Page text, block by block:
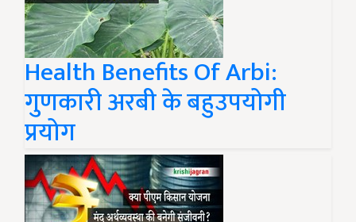
Health Benefits Of Arbi:
गुणकारी अरबी के बहुउपयोगी
प्रयोग